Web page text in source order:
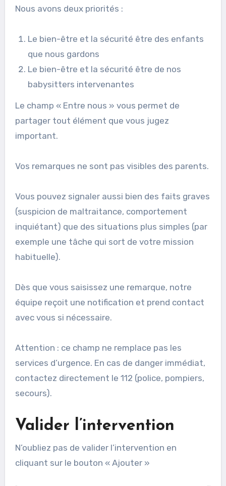
Nous avons deux priorités :
Le bien-être et la sécurité être des enfants
que nous gardons
Le bien-être et la sécurité être de nos
babysitters intervenantes
Le champ « Entre nous » vous permet de
partager tout élément que vous jugez
important.
Vos remarques ne sont pas visibles des parents.
Vous pouvez signaler aussi bien des faits graves
(suspicion de maltraitance, comportement
inquiétant) que des situations plus simples (par
exemple une tâche qui sort de votre mission
habituelle).
Dès que vous saisissez une remarque, notre
équipe reçoit une notification et prend contact
avec vous si nécessaire.
Attention : ce champ ne remplace pas les
services d’urgence. En cas de danger immédiat,
contactez directement le 112 (police, pompiers,
secours).
Valider l’intervention
N’oubliez pas de valider l’intervention en
cliquant sur le bouton « Ajouter »